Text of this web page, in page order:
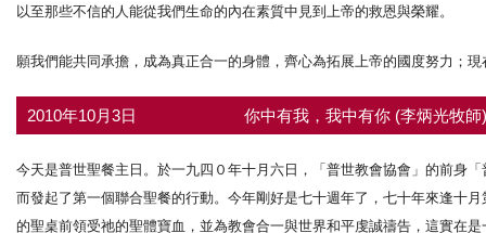
以至那些不信的人能從我們生命的內在素質中見到上帝的救恩與榮耀。
願我們能共同承擔，成為真正合一的身體，齊心為拓展上帝的國度努力；
2010年10月3日 你中有我，我中有你 (李炳光牧
今天是普世聖餐主日。於一九四０年十月六日，「普世教會協會」的前身
而發起了第一個聯合聖餐的行動。今年剛好是七十週年了，七十年來逢十
的聖桌前領受祂的聖體寶血，並為教會合一與世界和平虔誠禱告，這實在